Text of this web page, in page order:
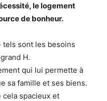
le logement
de bonheur.
tels sont les besoins
H.
qui lui permette à
sa famille et ses biens.
cela spacieux et